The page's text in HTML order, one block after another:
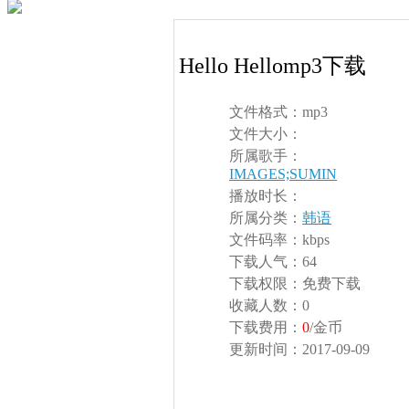
Hello Hellomp3下载
文件格式： mp3
文件大小：
所属歌手：
IMAGES;SUMIN
播放时长：
所属分类： 韩语
文件码率： kbps
下载人气： 64
下载权限： 免费下载
收藏人数： 0
下载费用： 0/金币
更新时间： 2017-09-09